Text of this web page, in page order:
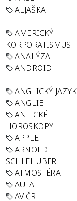
ALJAŠKA
AMERICKÝ
KORPORATISMUS
ANALÝZA
ANDROID
ANGLICKÝ JAZYK
ANGLIE
ANTICKÉ
HOROSKOPY
APPLE
ARNOLD
SCHLEHUBER
ATMOSFÉRA
AUTA
AV ČR